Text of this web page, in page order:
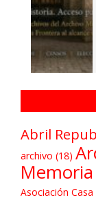
Abril
archivo (18)
Memoria
Asociación